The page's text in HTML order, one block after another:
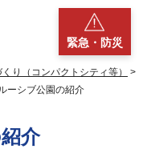
緊急・防災
くり（コンパクトシティ等）
>
ーシブ公園の紹介
介